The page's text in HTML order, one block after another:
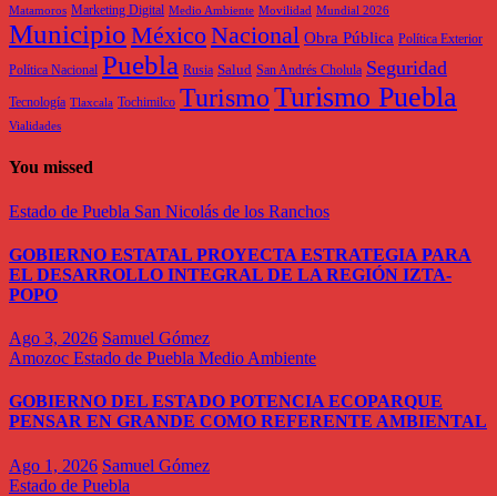
Matamoros Marketing Digital Medio Ambiente Movilidad Mundial 2026
Municipio MéxicoNacional Obra Pública Política Exterior
Política Nacional Puebla Rusia Salud San Andrés Cholula Seguridad
Tecnología Tlaxcala Tochimilco TurismoTurismo Puebla
Vialidades
You missed
Estado de Puebla San Nicolás de los Ranchos
GOBIERNO ESTATAL PROYECTA ESTRATEGIA PARA
EL DESARROLLO INTEGRAL DE LA REGIÓN IZTA-
POPO
Ago 3, 2026 Samuel Gómez
Amozoc Estado de Puebla Medio Ambiente
GOBIERNO DEL ESTADO POTENCIA ECOPARQUE
PENSAR EN GRANDE COMO REFERENTE AMBIENTAL
Ago 1, 2026 Samuel Gómez
Estado de Puebla